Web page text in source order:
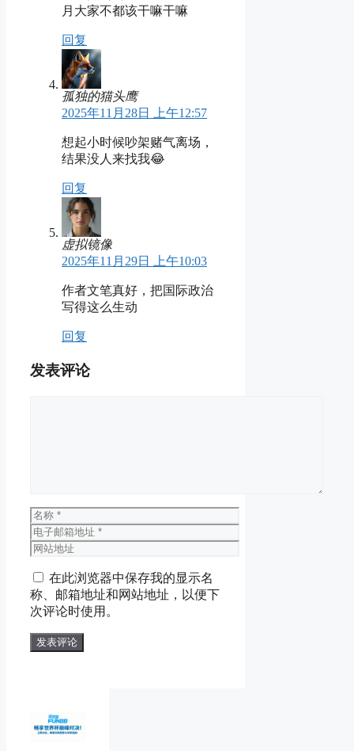
月大家不都该干嘛干嘛
回复
孤独的猫头鹰
2025年11月28日 上午12:57
想起小时候吵架赌气离场，
结果没人来找我😂
回复
虚拟镜像
2025年11月29日 上午10:03
作者文笔真好，把国际政治
写得这么生动
回复
发表评论
名
称
电
子
箱
地
址
网
地
址
在此浏览器中保存我的显示名
称、邮箱地址和网站地址，以便下
次评论时使用。